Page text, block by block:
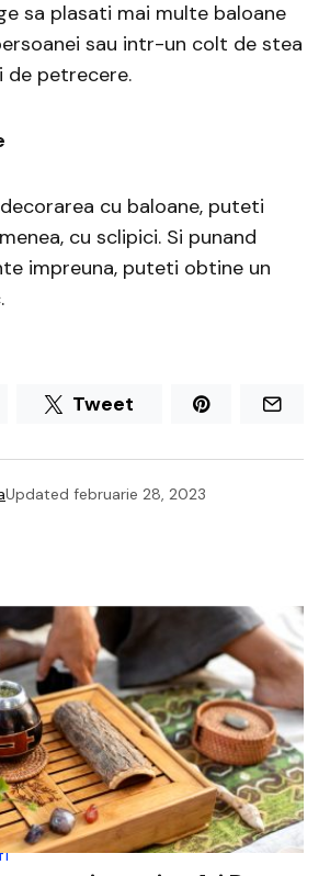
sa plasati mai multe baloane
sau intr-un colt de stea
de petrecere.
cu baloane, puteti
cu sclipici. Si punand
impreuna, puteti obtine un
Tweet
Updated februarie 28, 2023